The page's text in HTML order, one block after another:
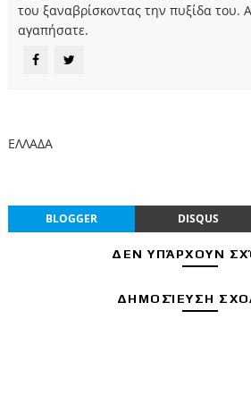
του ξαναβρίσκοντας την πυξίδα του.
αγαπήσατε.
ΕΛΛΑΔΑ
BLOGGER DISQUS
ΔΕΝ ΥΠΆΡΧΟΥΝ
ΔΗΜΟΣΊΕΥΣΗ